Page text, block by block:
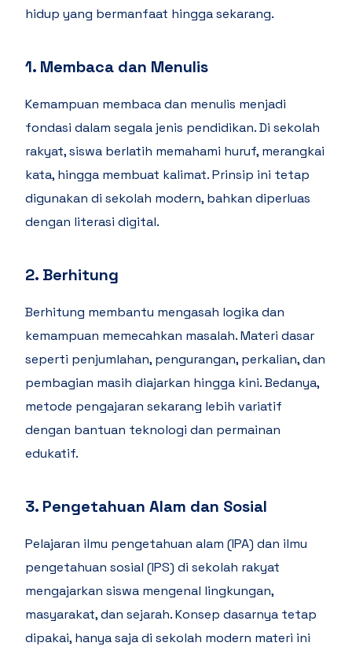
hidup yang bermanfaat hingga sekarang.
1. Membaca dan Menulis
Kemampuan membaca dan menulis menjadi
fondasi dalam segala jenis pendidikan. Di sekolah
rakyat, siswa berlatih memahami huruf, merangkai
kata, hingga membuat kalimat. Prinsip ini tetap
digunakan di sekolah modern, bahkan diperluas
dengan literasi digital.
2. Berhitung
Berhitung membantu mengasah logika dan
kemampuan memecahkan masalah. Materi dasar
seperti penjumlahan, pengurangan, perkalian, dan
pembagian masih diajarkan hingga kini. Bedanya,
metode pengajaran sekarang lebih variatif
dengan bantuan teknologi dan permainan
edukatif.
3. Pengetahuan Alam dan Sosial
Pelajaran ilmu pengetahuan alam (IPA) dan ilmu
pengetahuan sosial (IPS) di sekolah rakyat
mengajarkan siswa mengenal lingkungan,
masyarakat, dan sejarah. Konsep dasarnya tetap
dipakai, hanya saja di sekolah modern materi ini